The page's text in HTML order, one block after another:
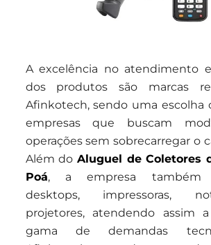
A excelência no atendimento
dos produtos são marcas
Afinkotech, sendo uma escolha
empresas que buscam
operações sem sobrecarregar o
Além doAluguel de Coletores
Poá, a empresa também
desktops, impressoras,
projetores, atendendo assim
gama de demandas